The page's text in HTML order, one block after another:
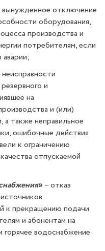
вынужденное отключение
оборудования,
производства и
потребителям, если
неисправности
и
на
и (или)
а также неправильное
ошибочные действия
к ограничению
отпускаемой
»– отказ
к прекращению подачи
и абонентам на
горячее водоснабжение